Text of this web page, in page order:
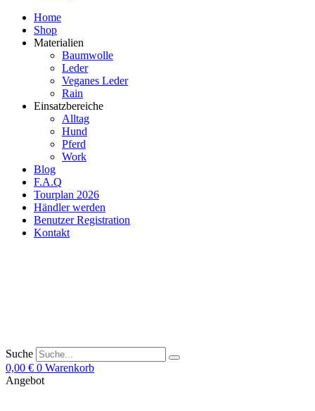
Home
Shop
Materialien
Baumwolle
Leder
Veganes Leder
Rain
Einsatzbereiche
Alltag
Hund
Pferd
Work
Blog
F.A.Q
Tourplan 2026
Händler werden
Benutzer Registration
Kontakt
Suche
0,00 € 0 Warenkorb
Angebot